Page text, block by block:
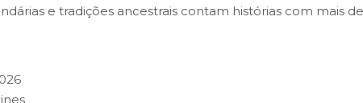
e tradições ancestrais contam histórias com mais